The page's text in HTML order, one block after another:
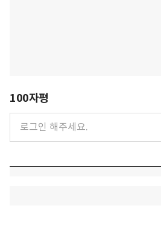
100자평